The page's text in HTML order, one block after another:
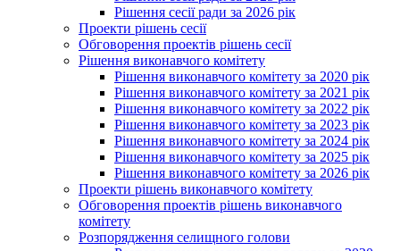
Рішення сесії ради за 2026 рік
Проекти рішень сесії
Обговорення проектів рішень сесії
Рішення виконавчого комітету
Рішення виконавчого комітету за 2020 рік
Рішення виконавчого комітету за 2021 рік
Рішення виконавчого комітету за 2022 рік
Рішення виконавчого комітету за 2023 рік
Рішення виконавчого комітету за 2024 рік
Рішення виконавчого комітету за 2025 рік
Рішення виконавчого комітету за 2026 рік
Проекти рішень виконавчого комітету
Обговорення проектів рішень виконавчого
комітету
Розпорядження селищного голови